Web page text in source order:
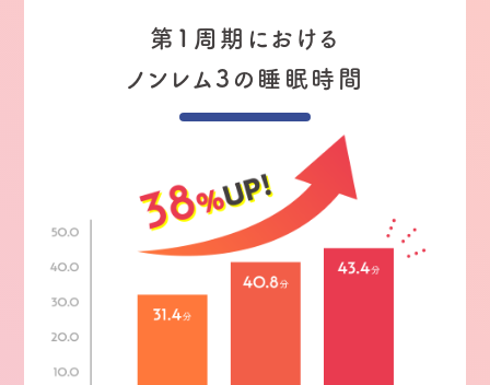
第1周期における
ノンレム3の睡眠時間